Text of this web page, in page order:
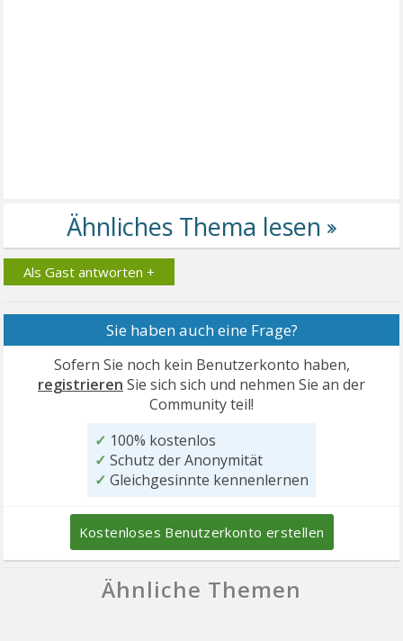
Als Gast antworten +
Sie haben auch eine Frage?
Sofern Sie noch kein Benutzerkonto haben,
registrieren Sie sich sich und nehmen Sie an der
Community teil!
✓ 100% kostenlos
✓ Schutz der Anonymität
✓ Gleichgesinnte kennenlernen
Kostenloses Benutzerkonto erstellen
Ähnliche Themen